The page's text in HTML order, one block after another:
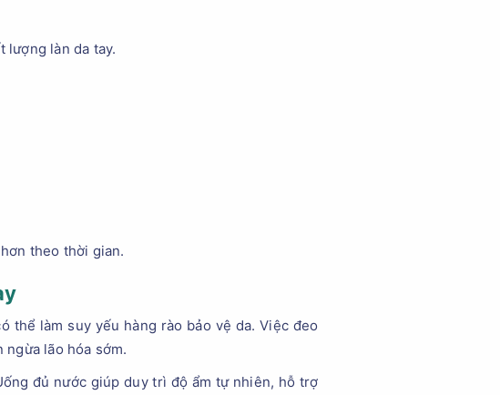
lượng làn da tay.
theo thời gian.
thể làm suy yếu hàng rào bảo vệ da. Việc đeo
lão hóa sớm.
đủ nước giúp duy trì độ ẩm tự nhiên, hỗ trợ